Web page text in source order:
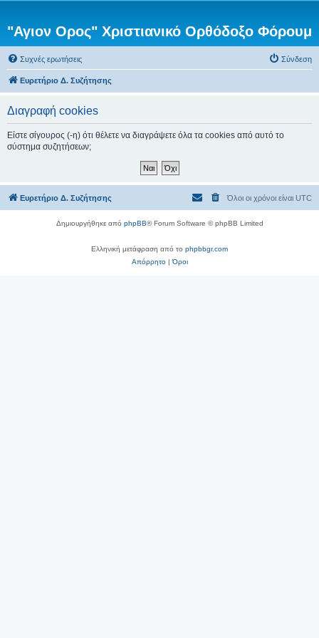
"Αγιον Ορος" Χριστιανικό Ορθόδοξο Φόρουμ
Συχνές ερωτήσεις Σύνδεση
Ευρετήριο Δ. Συζήτησης
Διαγραφή cookies
Είστε σίγουρος (-η) ότι θέλετε να διαγράψετε όλα τα cookies από αυτό το
σύστημα συζητήσεων;
Ευρετήριο Δ. Συζήτησης Όλοι οι χρόνοι είναι UTC
Δημιουργήθηκε από phpBB® Forum Software © phpBB Limited
Ελληνική μετάφραση από το phpbbgr.com
Απόρρητο|Όροι